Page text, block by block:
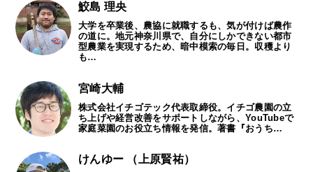
鮫島 理央
大学を卒業後、農協に就職するも、気が付けば農作
の道に。地元神奈川県で、自分にしかできない都市
型農業を実現するため、暗中模索の毎日。収穫より
も…
宮崎大輔
株式会社イチゴテック代表取締役。イチゴ農園の立
ち上げや経営改善をサポートしながら、YouTubeで
家庭菜園のお役立ち情報を発信。著書『おうち…
けんゆー （上原賢祐）